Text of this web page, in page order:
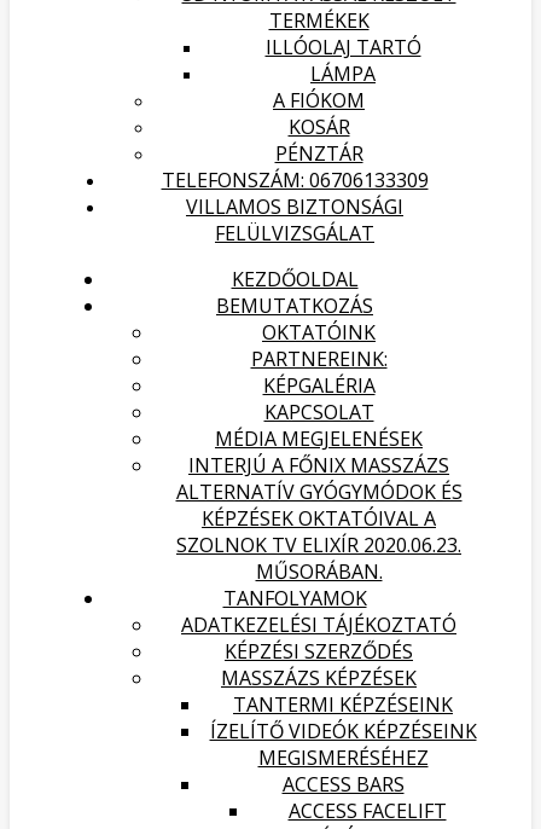
TERMÉKEK
ILLÓOLAJ TARTÓ
LÁMPA
A FIÓKOM
KOSÁR
PÉNZTÁR
TELEFONSZÁM: 06706133309
VILLAMOS BIZTONSÁGI
FELÜLVIZSGÁLAT
KEZDŐOLDAL
BEMUTATKOZÁS
OKTATÓINK
PARTNEREINK:
KÉPGALÉRIA
KAPCSOLAT
MÉDIA MEGJELENÉSEK
INTERJÚ A FŐNIX MASSZÁZS
ALTERNATÍV GYÓGYMÓDOK ÉS
KÉPZÉSEK OKTATÓIVAL A
SZOLNOK TV ELIXÍR 2020.06.23.
MŰSORÁBAN.
TANFOLYAMOK
ADATKEZELÉSI TÁJÉKOZTATÓ
KÉPZÉSI SZERZŐDÉS
MASSZÁZS KÉPZÉSEK
TANTERMI KÉPZÉSEINK
ÍZELÍTŐ VIDEÓK KÉPZÉSEINK
MEGISMERÉSÉHEZ
ACCESS BARS
ACCESS FACELIFT